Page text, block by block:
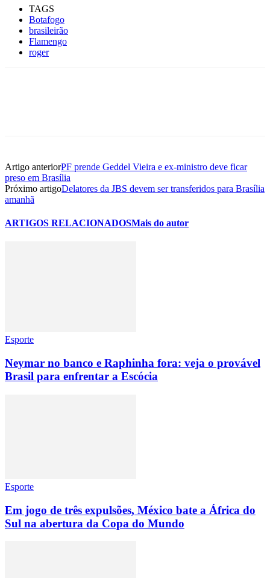
TAGS
Botafogo
brasileirão
Flamengo
roger
Artigo anteriorPF prende Geddel Vieira e ex-ministro deve ficar
preso em Brasília
Próximo artigoDelatores da JBS devem ser transferidos para Brasília
amanhã
ARTIGOS RELACIONADOSMais do autor
Esporte
Neymar no banco e Raphinha fora: veja o provável
Brasil para enfrentar a Escócia
Esporte
Em jogo de três expulsões, México bate a África do
Sul na abertura da Copa do Mundo